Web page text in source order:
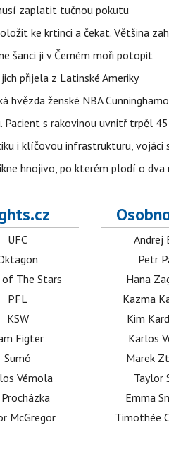
zaplatit tučnou pokutu
ke krtinci a čekat. Většina
šanci ji v Černém moři potopit
přijela z Latinské Ameriky
hvězda ženské NBA
s rakovinou uvnitř trpěl
i klíčovou infrastrukturu, vojáci
hnojivo, po kterém plodí o dva
UFC
of The Stars
PFL
KSW
Figter
Sumó
Vémola
McGregor
Andrej
Petr
Hana
Kazma
Kim
Karlos
Marek
Taylor
Emma
Timothée